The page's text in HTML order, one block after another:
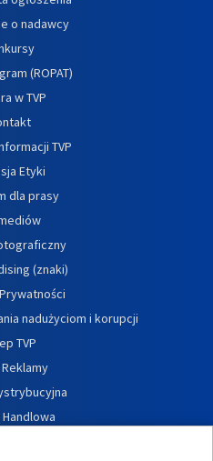
o nadawcy
(ROPAT)
w TVP
TVP
Etyki
dla prasy
(znaki)
nadużyciom i korupcji
TVP